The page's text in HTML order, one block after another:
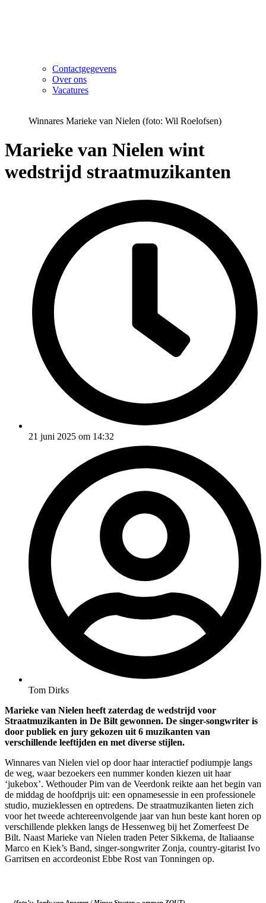
Contactgegevens
Over ons
Vacatures
Winnares Marieke van Nielen (foto: Wil Roelofsen)
Marieke van Nielen wint
wedstrijd straatmuzikanten
21 juni 2025 om 14:32
Tom Dirks
Marieke van Nielen heeft zaterdag de wedstrijd voor
Straatmuzikanten in De Bilt gewonnen. De singer-songwriter is
door publiek en jury gekozen uit 6 muzikanten van
verschillende leeftijden en met diverse stijlen.
Winnares van Nielen viel op door haar interactief podiumpje langs
de weg, waar bezoekers een nummer konden kiezen uit haar
‘jukebox’. Wethouder Pim van de Veerdonk reikte aan het begin van
de middag de hoofdprijs uit: een opnamesessie in een professionele
studio, muzieklessen en optredens. De straatmuzikanten lieten zich
voor het tweede achtereenvolgende jaar van hun beste kant horen op
verschillende plekken langs de Hessenweg bij het Zomerfeest De
Bilt. Naast Marieke van Nielen traden Peter Sikkema, de Italiaanse
Marco en Kiek’s Band, singer-songwriter Zonja, country-gitarist Ivo
Garritsen en accordeonist Ebbe Rost van Tonningen op.